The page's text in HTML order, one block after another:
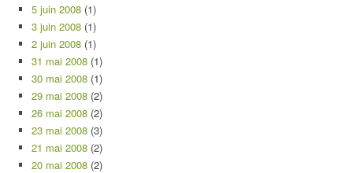
5 juin 2008 (1)
3 juin 2008 (1)
2 juin 2008 (1)
31 mai 2008 (1)
30 mai 2008 (1)
29 mai 2008 (2)
26 mai 2008 (2)
23 mai 2008 (3)
21 mai 2008 (2)
20 mai 2008 (2)